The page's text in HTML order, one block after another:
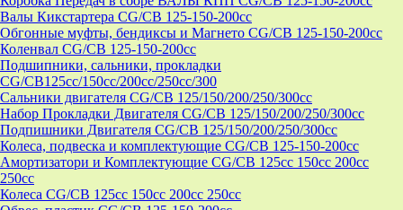
Валы Кикстартера CG/CB 125-150-200cc
Обгонные муфты, бендиксы и Магнето CG/CB 125-150-200cc
Коленвал CG/CB 125-150-200cc
Подшипники, сальники, прокладки
CG/CB125сс/150cc/200cc/250cc/300
Сальники двигателя CG/CB 125/150/200/250/300cc
Набор Прокладки Двигателя CG/CB 125/150/200/250/300cc
Подпишники Двигателя CG/CB 125/150/200/250/300cc
Колеса, подвеска и комплектующие CG/CB 125-150-200cc
Амортизатори и Комплектующие CG/CB 125cc 150cc 200cc
250cc
Колеса CG/CB 125cc 150cc 200cc 250cc